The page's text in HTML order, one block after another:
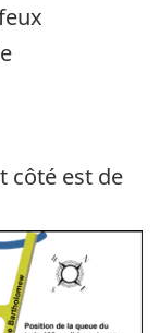
côté est de